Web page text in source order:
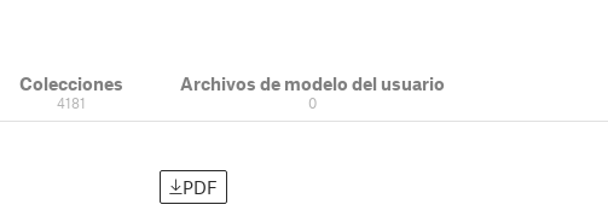
Colecciones
4181
Archivos de modelo del usuario
0
PDF